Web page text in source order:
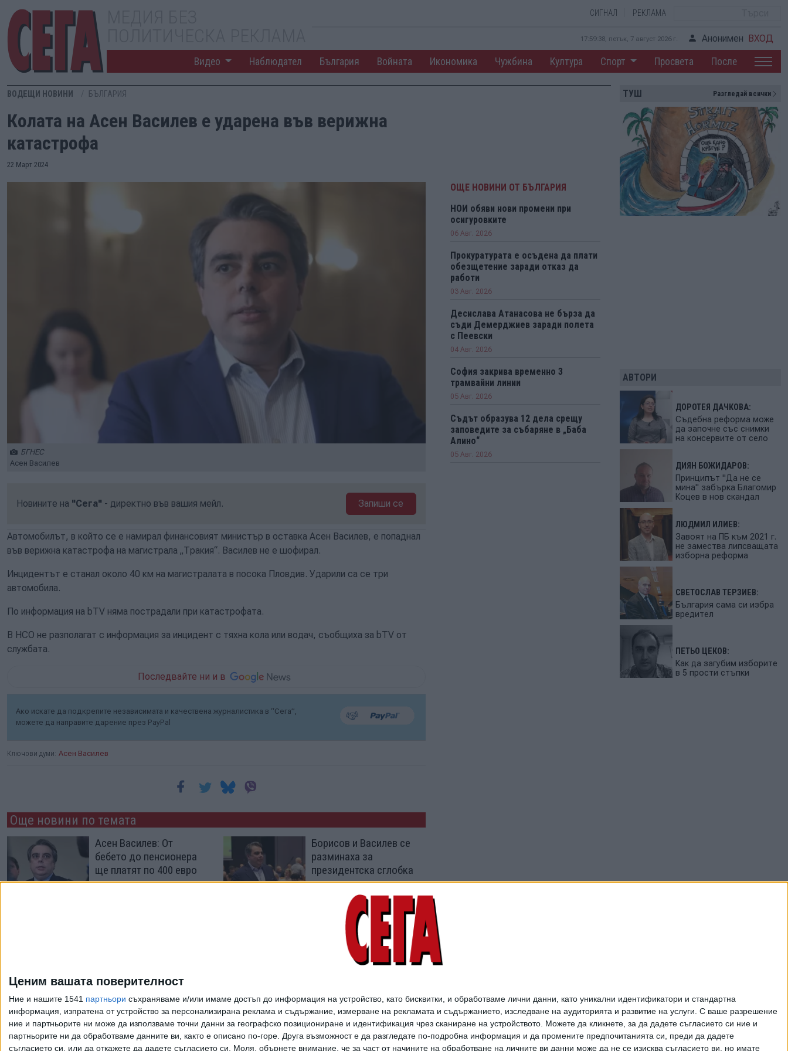
Ценим вашата поверителност
Ние и нашите 1541 партньори съхраняваме и/или имаме достъп до информация на устройство, като бисквитки, и обработваме лични данни, като уникални идентификатори и стандартна
информация, изпратена от устройство за персонализирана реклама и съдържание, измерване на рекламата и съдържанието, изследване на аудиторията и развитие на услуги. С ваше разрешение
ние и партньорите ни може да използваме точни данни за географско позициониране и идентификация чрез сканиране на устройството. Можете да кликнете, за да дадете съгласието си ние и
партньорите ни да обработваме данните ви, както е описано по-горе. Друга възможност е да разгледате по-подробна информация и да промените предпочитанията си, преди да дадете
съгласието си, или да откажете да дадете съгласието си.
Моля, обърнете внимание, че за част от начините на обработване на личните ви данни може да не се изисква съгласието ви, но имате
СИГНАЛ РЕКЛАМА
17:59:38, петък, 7 август 2026 г. Анонимен ВХОД
Видео Наблюдател България Войната Икономика Чужбина Култура Спорт Просвета После
ВОДЕЩИ НОВИНИ БЪЛГАРИЯ
Колата на Асен Василев е ударена във верижна
катастрофа
22 Март 2024
БГНЕС
Асен Василев
Новините на "Сега" - директно във вашия мейл. Запиши се
Автомобилът, в който се е намирал финансовият министър в оставка Асен Василев, е попаднал
във верижна катастрофа на магистрала „Тракия“. Василев не е шофирал.
Инцидентът е станал около 40 км на магистралата в посока Пловдив. Ударили са се три
автомобила.
По информация на bTV няма пострадали при катастрофата.
В НСО не разполагат с информация за инцидент с тяхна кола или водач, съобщиха за bTV от
службата.
Последвайте ни и в
Ако искате да подкрепите независимата и качествена журналистика в “Сега”,
можете да направите дарение през PayPal
Ключови думи: Асен Василев
Още новини по темата
Асен Василев: От
бебето до пенсионера
ще платят по 400 евро
26 Юли 2026
Борисов и Василев се
разминаха за
президентска сглобка
12 Юли 2026
парламента
Асен Василев обвини
Румен Радев в лъжа и
в сглобка с ГЕРБ
Още по темата
ОЩЕ НОВИНИ ОТ БЪЛГАРИЯ
НОИ обяви нови промени при
осигуровките
06 Авг. 2026
Прокуратурата е осъдена да плати
обезщетение заради отказ да
работи
03 Авг. 2026
Десислава Атанасова не бърза да
съди Демерджиев заради полета
с Пеевски
04 Авг. 2026
София закрива временно 3
трамвайни линии
05 Авг. 2026
Съдът образува 12 дела срещу
заповедите за събаряне в „Баба
Алино“
05 Авг. 2026
ТУШ Разгледай всички
АВТОРИ
ДОРОТЕЯ ДАЧКОВА:
Съдебна реформа може
да започне със снимки
на консервите от село
ДИЯН БОЖИДАРОВ:
Принципът "Да не се
мина" забърка Благомир
Коцев в нов скандал
ЛЮДМИЛ ИЛИЕВ:
Завоят на ПБ към 2021 г.
не замества липсващата
изборна реформа
СВЕТОСЛАВ ТЕРЗИЕВ:
България сама си избра
вредител
ПЕТЬО ЦЕКОВ:
Как да загубим изборите
в 5 прости стъпки